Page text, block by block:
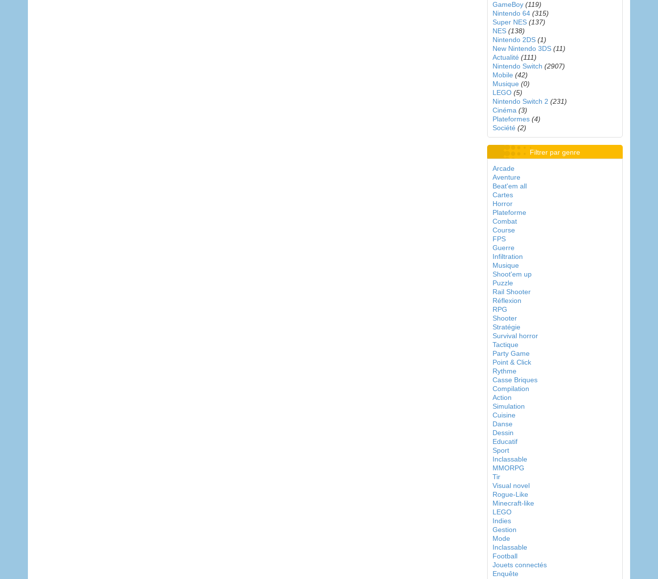
GameBoy (119)
Nintendo 64 (315)
Super NES (137)
NES (138)
Nintendo 2DS (1)
New Nintendo 3DS (11)
Actualité (111)
Nintendo Switch (2907)
Mobile (42)
Musique (0)
LEGO (5)
Nintendo Switch 2 (231)
Cinéma (3)
Plateformes (4)
Société (2)
Filtrer par genre
Arcade
Aventure
Beat'em all
Cartes
Horror
Plateforme
Combat
Course
FPS
Guerre
Infiltration
Musique
Shoot'em up
Puzzle
Rail Shooter
Réflexion
RPG
Shooter
Stratégie
Survival horror
Tactique
Party Game
Point & Click
Rythme
Casse Briques
Compilation
Action
Simulation
Cuisine
Danse
Dessin
Educatif
Sport
Inclassable
MMORPG
Tir
Visual novel
Rogue-Like
Minecraft-like
LEGO
Indies
Gestion
Mode
Inclassable
Football
Jouets connectés
Enquête